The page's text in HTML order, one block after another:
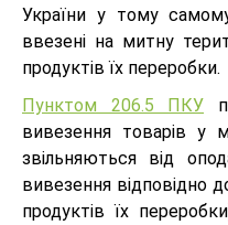
України у тому
ввезені на митну
продуктів їх переробки.
Пунктом 206.5 ПКУ
вивезення товарів у
звільняються від
вивезення відповідно
продуктів їх